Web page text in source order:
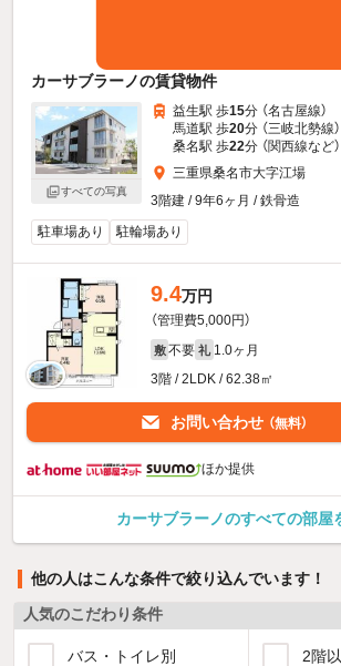
カーサブラーノの賃貸物件
すべての写真
益生駅 歩15分 （名古屋線）
馬道駅 歩20分 （三岐北勢線）
桑名駅 歩22分 （関西線など）
三重県桑名市大字江場
3階建 / 9年6ヶ月 / 鉄骨造
駐車場あり
駐輪場あり
9.4万円
（管理費5,000円）
敷 不要 礼 1.0ヶ月
3階 / 2LDK / 62.38㎡
お問い合わせ （無料）
ほか提供
カーサブラーノのすべての部屋
他の人はこんな条件で絞り込んでいます！
人気のこだわり条件
バス・トイレ別 2階